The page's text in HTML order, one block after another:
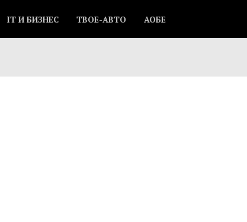
IT И БИЗНЕС ТВОЕ-АВТО АОБЕ